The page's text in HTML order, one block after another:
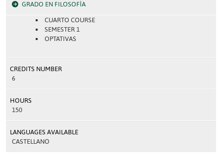
GRADO EN FILOSOFÍA
CUARTO COURSE
SEMESTER 1
OPTATIVAS
CREDITS NUMBER
6
HOURS
150
LANGUAGES AVAILABLE
CASTELLANO